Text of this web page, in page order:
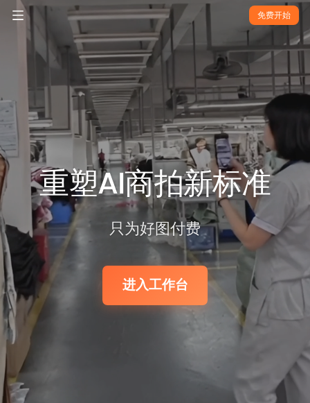
免费开始
重塑AI商拍新标准
只为好图付费
进入工作台